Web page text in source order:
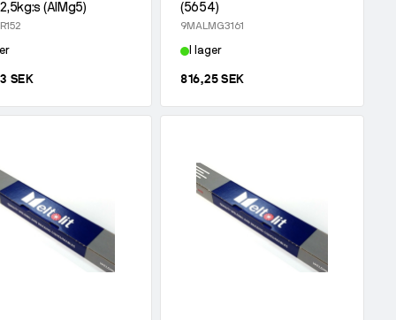
(AlMg5)
SEK
(5654)
9MALMG3161
I lager
816,25 SEK